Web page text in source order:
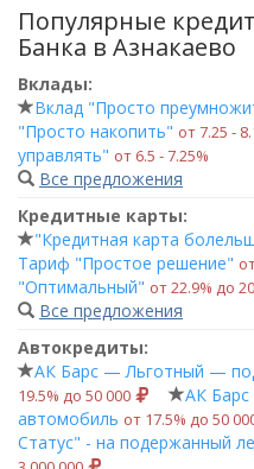
Популярные
Банка в Азнакаево
Вклады:
Вклад "Просто
"Просто накопить" от 7.25 ‑
управлять" от 6.5 ‑ 7.25%
Все предложения
Кредитные карты:
"Кредитная карта
Тариф "Простое решение"
"Оптимальный" от 22.9% до
Все предложения
Автокредиты:
АК Барс — Льготный —
19.5% до 50 000
АК
автомобиль от 17.5% до 50
Статус" - на подержанный